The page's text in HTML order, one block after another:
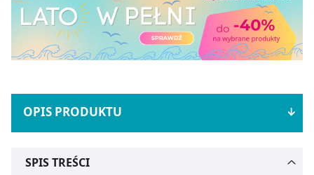
OPIS PRODUKTU
SPIS TREŚCI